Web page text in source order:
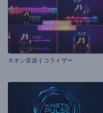
ネオン音波イコライザー